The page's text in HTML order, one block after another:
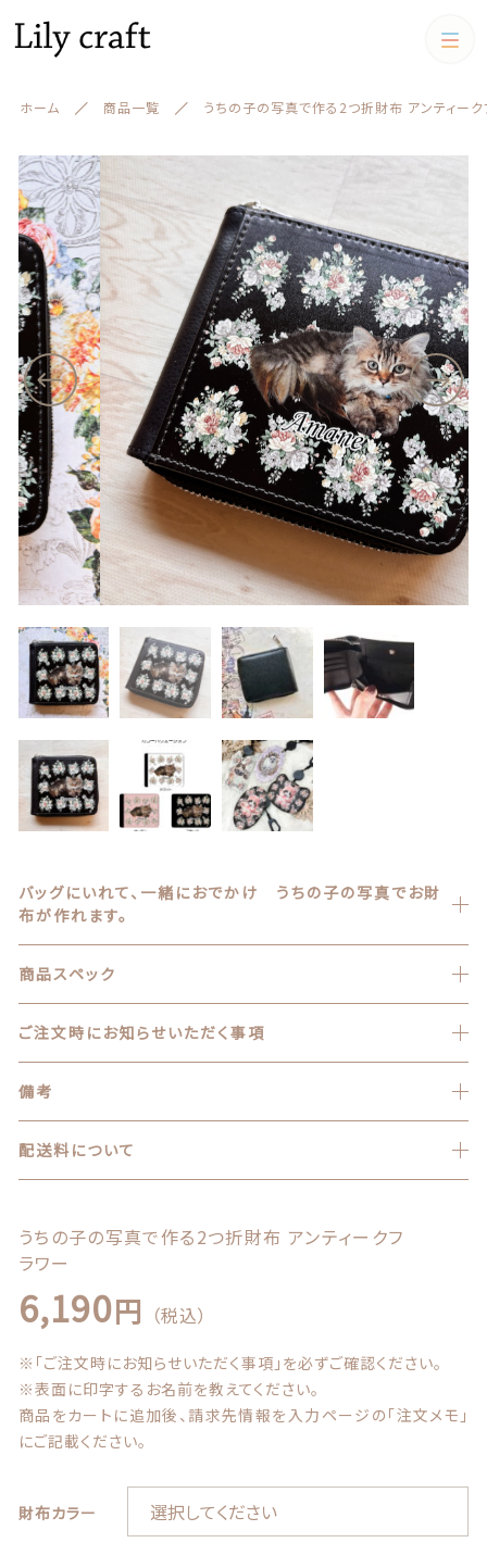
ホーム 商品一覧 うちの子の写真で作る2つ折財布 アンティーク
バッグにいれて、一緒におでかけ うちの子の写真でお財
布が作れます。
商品スペック
ご注文時にお知らせいただく事項
備考
配送料について
うちの子の写真で作る2つ折財布 アンティークフ
ラワー
6,190円 （税込）
※「ご注文時にお知らせいただく事項」を必ずご確認ください。
※表面に印字するお名前を教えてください。
商品をカートに追加後、請求先情報を入力ページの「注文メモ」
にご記載ください。
財布カラー
カートに商品を追加しました
ラワー
数量
（税込）
ショッピングを続ける
カートを確認する
カテゴリー
うちの子クッション iPadケース,マルチケース
お財布
アクリルスタンド アクリル
フィギュア
カテゴリー一覧
ランキング
セール商品
新着商品
ご利用ガイド
ブログ
よくある質問
プライバシーポリシー
特定商取引法に基づく表記
お問い合わせ
すべて
うちの子クッション
スマホケース
iPadケース,マルチケース
お財布
キーケース、名刺ケース
マスク ブランケット
パスケース
キーホルダー
マグカップ、雑貨（ブリキ缶等）
アクリルスタンド アクリルフィギュア
バッグ ポーチ
絞り込み検索
親カテゴリー
子カテゴリー
価格帯
その他
在庫あり セール
並び順